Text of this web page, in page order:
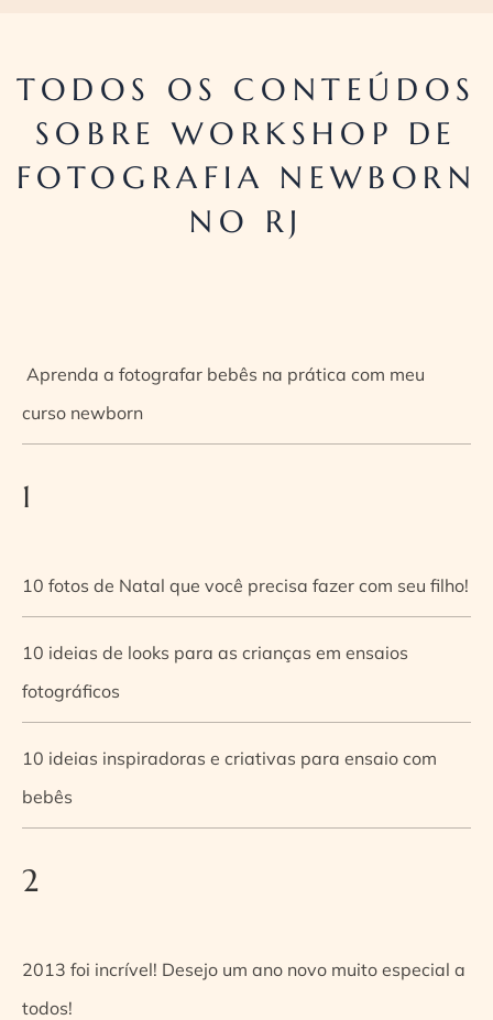
TODOS OS CONTEÚDOS
SOBRE WORKSHOP DE
FOTOGRAFIA NEWBORN
NO RJ
Aprenda a fotografar bebês na prática com meu
curso newborn
1
10 fotos de Natal que você precisa fazer com seu filho!
10 ideias de looks para as crianças em ensaios
fotográficos
10 ideias inspiradoras e criativas para ensaio com
bebês
2
2013 foi incrível! Desejo um ano novo muito especial a
todos!